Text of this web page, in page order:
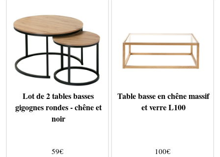
Lot de 2 tables basses
gigognes rondes - chêne et
noir
59€
Table basse en chêne massif
et verre L100
100€